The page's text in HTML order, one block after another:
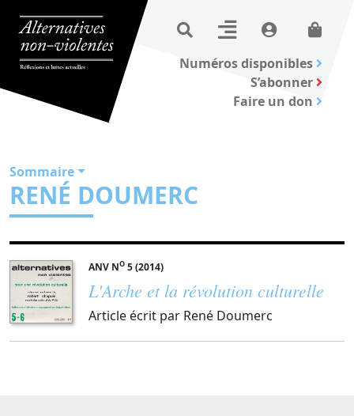
Numéros disponibles
S’abonner
Faire un don
Sommaire
RENÉ DOUMERC
ANV NO 5 (2014)
L'Arche et la révolution culturelle
Article écrit par René Doumerc